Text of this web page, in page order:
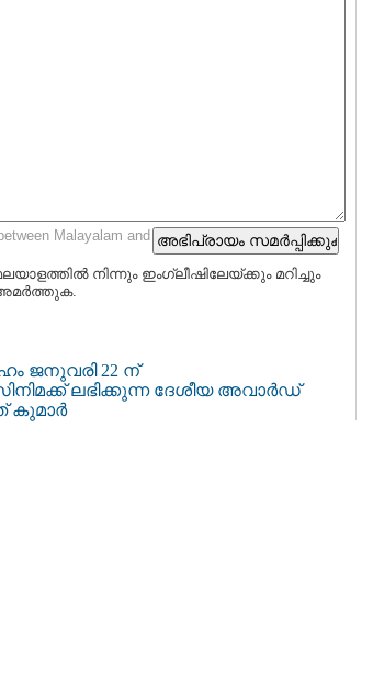
Malayalam and
നിന്നും ഇംഗ്ലീഷിലേയ്ക്കും മറിച്ചും
അമര്‍ത്തുക.
ജനുവരി 22 ന്
ലഭിക്കുന്ന ദേശീയ അവാർഡ്
കുമാർ